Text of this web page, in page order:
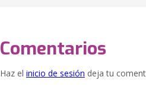
Comentarios
Haz el inicio de sesión deja tu